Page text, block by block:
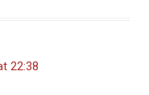
22:38